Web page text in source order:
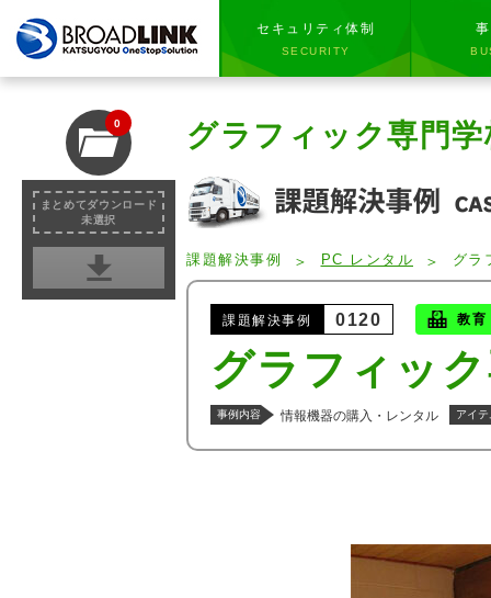
セキュリティ体制
SECURITY
グラフィック専門
課題解決事例 PC レンタル グラ
課題解決事例 0120 教育
グラフィッ
事例内容 情報機器の購入・レンタル アイテ
0
まとめてダウンロード
未選択